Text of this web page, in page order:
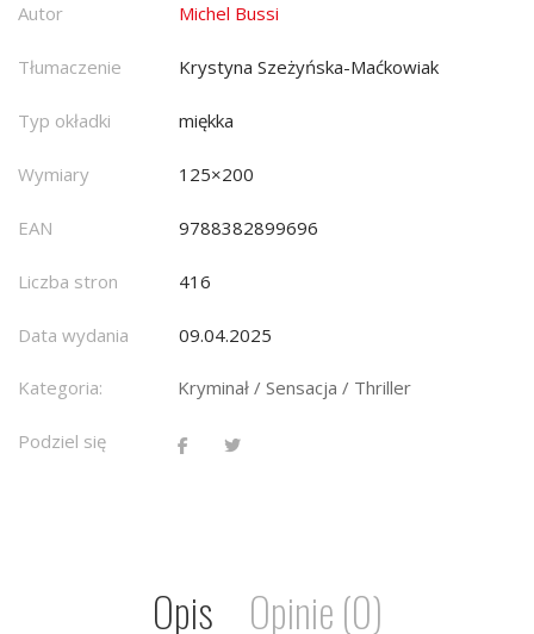
Autor Michel Bussi
Tłumaczenie Krystyna Szeżyńska-Maćkowiak
Typ okładki miękka
Wymiary 125×200
EAN 9788382899696
Liczba stron 416
Data wydania 09.04.2025
Kategoria: Kryminał / Sensacja / Thriller
Podziel się
Opis Opinie (0)